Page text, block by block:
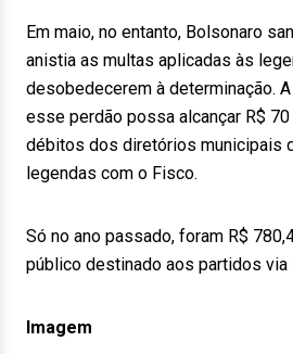
Em maio, no entanto, Bolsonaro
anistia as multas aplicadas às
desobedecerem à determinação.
esse perdão possa alcançar R$
débitos dos diretórios municipais
legendas com o Fisco.
Só no ano passado, foram R$
público destinado aos partidos via
Imagem